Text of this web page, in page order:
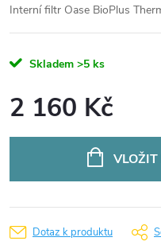
Interní filtr Oase BioPlus
Skladem >5 ks
2 160 Kč
Dotaz k produktu